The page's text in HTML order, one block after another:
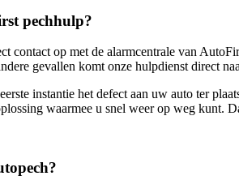
pechhulp?
contact op met de alarmcentrale van
gevallen komt onze hulpdienst direct
instantie het defect aan uw auto ter
waarmee u snel weer op weg kunt.